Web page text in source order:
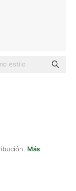
Más